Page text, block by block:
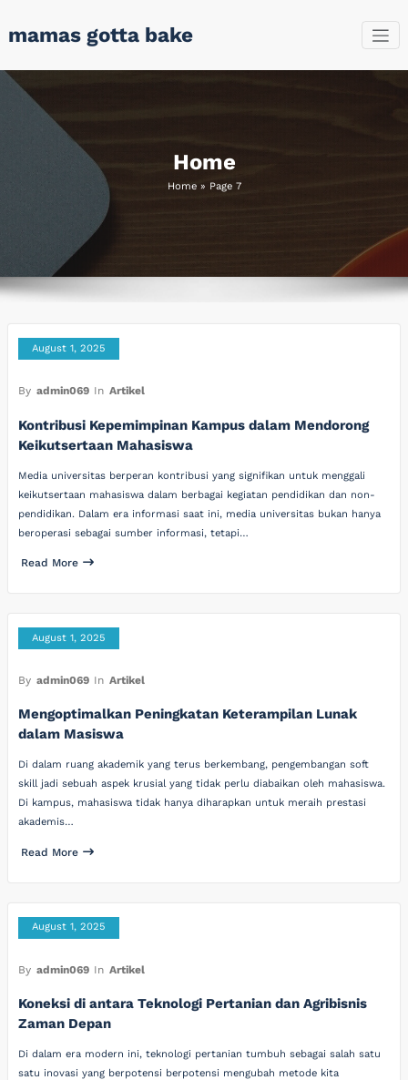
tomamas gotta bake
Home
Home» Page 7
August 1, 2025
By admin069 In Artikel
Kontribusi Kepemimpinan Kampus dalam Mendorong
Keikutsertaan Mahasiswa
Media universitas berperan kontribusi yang signifikan untuk menggali
keikutsertaan mahasiswa dalam berbagai kegiatan pendidikan dan non-
pendidikan. Dalam era informasi saat ini, media universitas bukan hanya
beroperasi sebagai sumber informasi, tetapi…
Read More
August 1, 2025
By admin069 In Artikel
Mengoptimalkan Peningkatan Keterampilan Lunak
dalam Masiswa
Di dalam ruang akademik yang terus berkembang, pengembangan soft
skill jadi sebuah aspek krusial yang tidak perlu diabaikan oleh mahasiswa.
Di kampus, mahasiswa tidak hanya diharapkan untuk meraih prestasi
akademis…
Read More
August 1, 2025
By admin069 In Artikel
Koneksi di antara Teknologi Pertanian dan Agribisnis
Zaman Depan
Di dalam era modern ini, teknologi pertanian tumbuh sebagai salah satu
satu inovasi yang berpotensi berpotensi mengubah metode kita